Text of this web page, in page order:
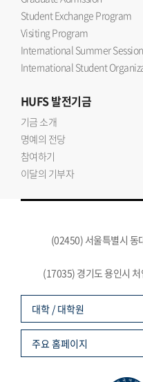
Student Exchange Program
Visiting Program
International Summer
International Student
HUFS발전기금
기금 소개
명예의 전당
참여하기
이달의 기부자
(02450) 서울특별시
(17035) 경기도 용인시
대학 / 대학원
주요 홈페이지